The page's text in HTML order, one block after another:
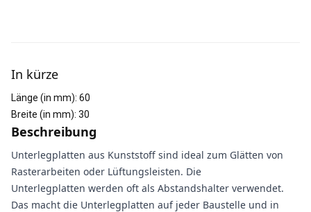
In kürze
Länge (in mm): 60
Breite (in mm): 30
Beschreibung
Unterlegplatten aus Kunststoff sind ideal zum Glätten von
Rasterarbeiten oder Lüftungsleisten. Die
Unterlegplatten werden oft als Abstandshalter verwendet.
Das macht die Unterlegplatten auf jeder Baustelle und in